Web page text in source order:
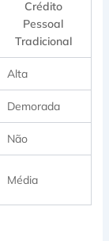
Crédito
Pessoal
Tradicional
Alta
Demorada
Não
Média